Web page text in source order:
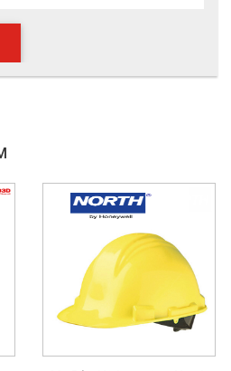
mũ bảo hộ Thùy
phù hợp